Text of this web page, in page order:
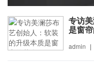
专访
是窗
admin |